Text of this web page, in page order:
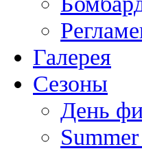
Галерея
Сезоны
День